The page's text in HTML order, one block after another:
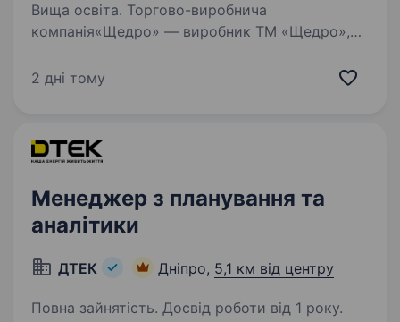
Вища освіта. Торгово-виробнича
компанія«Щедро» — виробник ТМ «Щедро»,
команди Аналітика консолідованої інформації
2 дні тому
Менеджер з планування та
аналітики
ДТЕК Дніпро, 5,1 км від центру
Повна зайнятість. Досвід роботи від 1 року.